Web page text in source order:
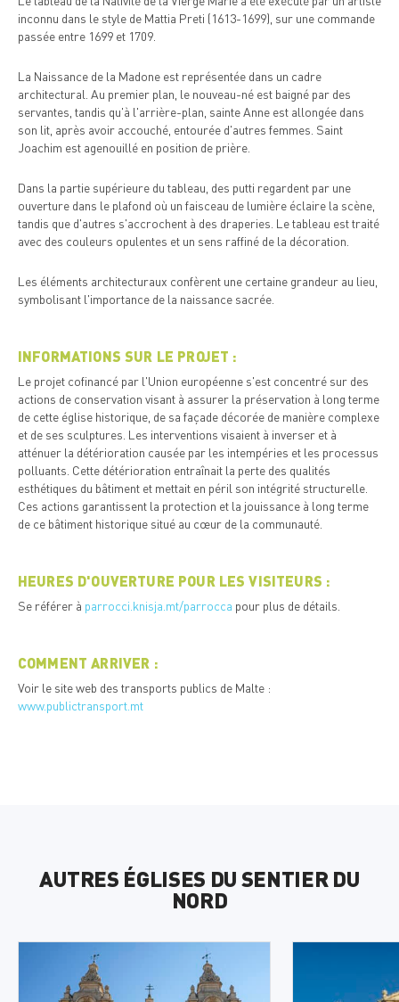
inconnu dans le style de Mattia Preti (1613-1699), sur une commande
passée entre 1699 et 1709.
La Naissance de la Madone est représentée dans un cadre
architectural. Au premier plan, le nouveau-né est baigné par des
servantes, tandis qu'à l'arrière-plan, sainte Anne est allongée dans
son lit, après avoir accouché, entourée d'autres femmes. Saint
Joachim est agenouillé en position de prière.
Dans la partie supérieure du tableau, des putti regardent par une
ouverture dans le plafond où un faisceau de lumière éclaire la scène,
tandis que d'autres s'accrochent à des draperies. Le tableau est traité
avec des couleurs opulentes et un sens raffiné de la décoration.
Les éléments architecturaux confèrent une certaine grandeur au lieu,
symbolisant l'importance de la naissance sacrée.
INFORMATIONS SUR LE PROJET :
Le projet cofinancé par l'Union européenne s'est concentré sur des
actions de conservation visant à assurer la préservation à long terme
de cette église historique, de sa façade décorée de manière complexe
et de ses sculptures. Les interventions visaient à inverser et à
atténuer la détérioration causée par les intempéries et les processus
polluants. Cette détérioration entraînait la perte des qualités
esthétiques du bâtiment et mettait en péril son intégrité structurelle.
Ces actions garantissent la protection et la jouissance à long terme
de ce bâtiment historique situé au cœur de la communauté.
HEURES D'OUVERTURE POUR LES VISITEURS :
Se référer à parrocci.knisja.mt/parrocca pour plus de détails.
COMMENT ARRIVER :
Voir le site web des transports publics de Malte :
www.publictransport.mt
AUTRES ÉGLISES DU SENTIER DU
NORD